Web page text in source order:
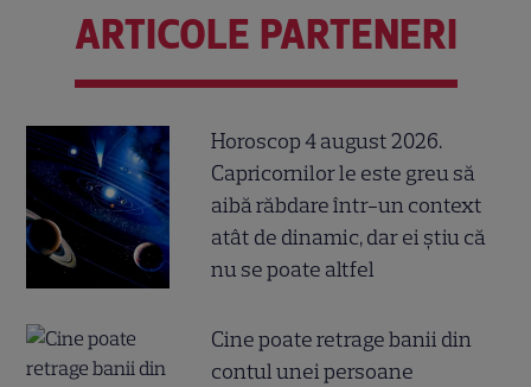
ARTICOLE PARTENERI
Horoscop 4 august 2026.
Capricornilor le este greu să
aibă răbdare într-un context
atât de dinamic, dar ei știu că
nu se poate altfel
Cine poate retrage banii din
contul unei persoane